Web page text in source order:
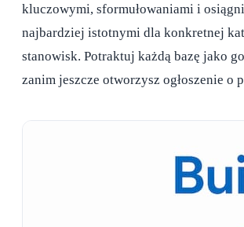
kluczowymi, sformułowaniami i
najbardziej istotnymi dla konkretnej
stanowisk. Potraktuj każdą bazę jako
zanim jeszcze otworzysz ogłoszenie o